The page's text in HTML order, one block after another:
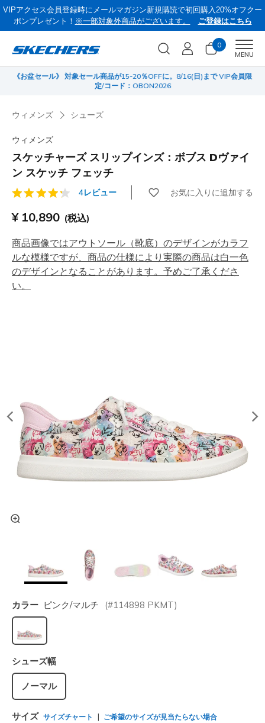
VIPアクセス会員登録時にメールマガジン新規購読で初回購入20%オフクー
ポンプレゼント！ ※一部対象外商品がございます。 ご登録はこちら
0
MENU
《お盆セール》 対象セール商品が15-20％OFFに。8/16(日)まで VIP会員限
定/コード：OBON2026
ウィメンズ シューズ
ウィメンズ
スケッチャーズ スリップインズ：ボブス Dヴァイ
ン スケッチ フェッチ
顧客評価4.1/5件4レビュー お気に入りに追加する
¥ 10,890 (税込)
商品画像ではアウトソール（靴底）のデザインがカラフ
ルな模様ですが、商品の仕様により実際の商品は白一色
のデザインとなることがあります。予めご了承くださ
い。
カラー ピンク/マルチ (#114898 PKMT)
選択されました
シューズ幅
ノーマル
サイズ サイズチャート ご希望のサイズが見当たらない場合